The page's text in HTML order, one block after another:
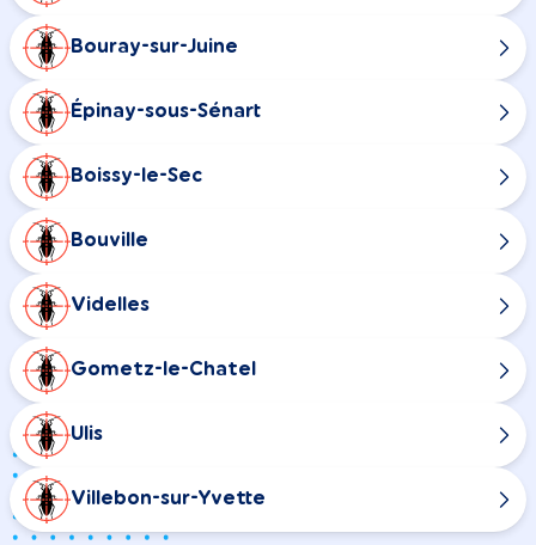
Bouray-sur-Juine
Épinay-sous-Sénart
Boissy-le-Sec
Bouville
Videlles
Gometz-le-Chatel
Ulis
Villebon-sur-Yvette